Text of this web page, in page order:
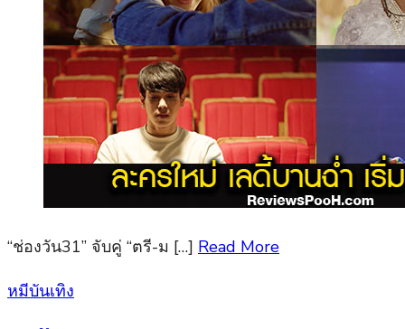
“ช่องวัน31” จับคู่ “ตรี-ม […] Read More
Posted
หมีบันเทิง